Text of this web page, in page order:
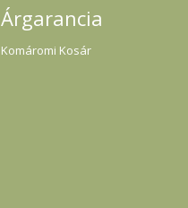
Árgarancia
Komáromi Kosár